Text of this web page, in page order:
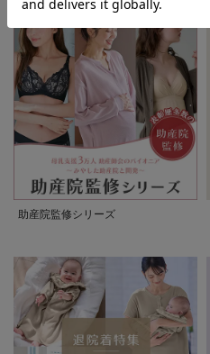
助産院監修シリーズ